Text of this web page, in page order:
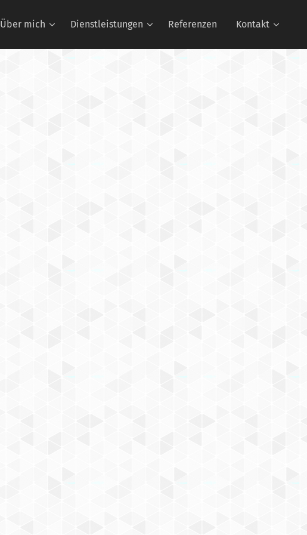
Über mich Dienstleistungen Referenzen Kontakt